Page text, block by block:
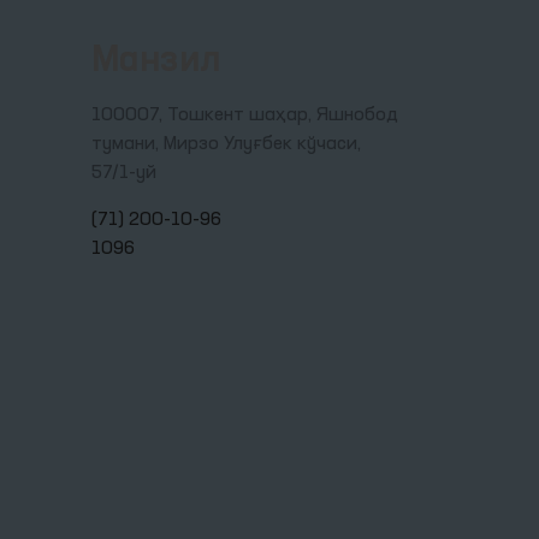
100007, Тошкент шаҳар, Яшнобод
тумани, Мирзо Улуғбек кўчаси,
57/1-уй
(71) 200-10-96
1096